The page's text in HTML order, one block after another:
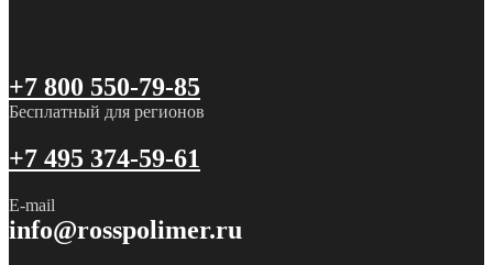
+7 800 550-79-85
Бесплатный для регионов
+7 495 374-59-61
E-mail
info@rosspolimer.ru